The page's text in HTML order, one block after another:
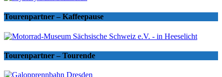
Tourenpartner – Kaffeepause
Tourenpartner – Tourende